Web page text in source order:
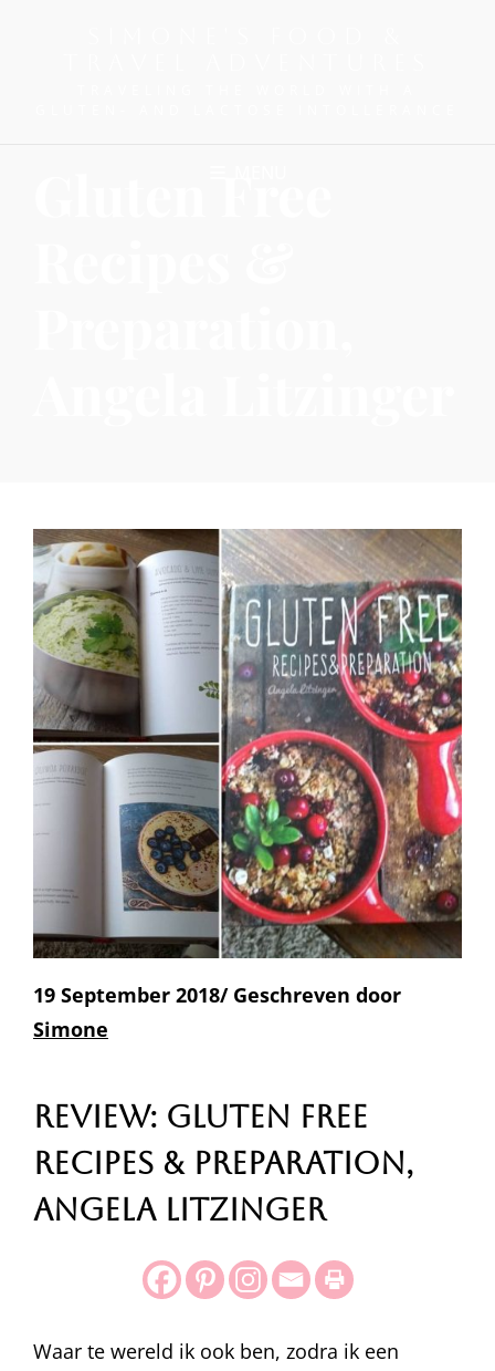
19 September 2018/ Geschreven door
Simone
Review: Gluten Free
Recipes & Preparation,
Angela Litzinger
Waar te wereld ik ook ben, zodra ik een